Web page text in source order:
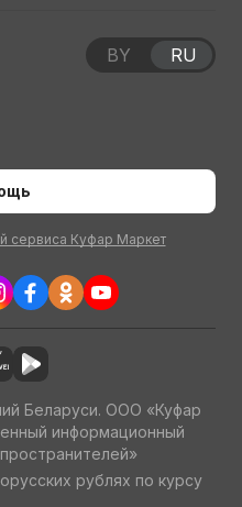
сервиса Куфар Маркет
BY RU
Беларуси. ООО «Куфар
информационный
рублях по курсу